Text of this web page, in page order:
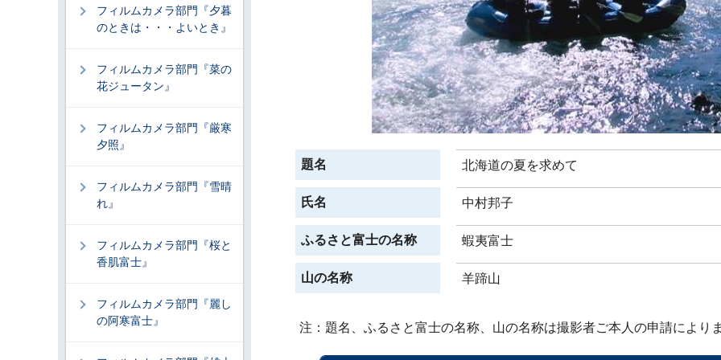
題名 北海道の夏を求めて
氏名 中村邦子
ふるさと富士の名称 蝦夷富士
山の名称 羊蹄山
注：題名、ふるさと富士の名称、山の名称は撮影者ご本人の申請により
フィルムカメラ部門『夕暮
のときは・・・よいとき』
フィルムカメラ部門『菜の
花ジュータン』
フィルムカメラ部門『厳寒
夕照』
フィルムカメラ部門『雪晴
れ』
フィルムカメラ部門『桜と
香肌富士』
フィルムカメラ部門『麗し
の阿寒富士』